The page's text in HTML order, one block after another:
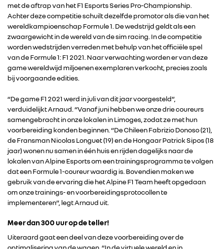
RENAULT GROUP
DACIA
met de aftrap van het F1 Esports Series Pro-Championship.
Achter deze competitie schuilt dezelfde promotor als die van het
wereldkampioenschap Formule 1. De wedstrijd geldt als een
zwaargewicht in de wereld van de sim racing. In de competitie
worden wedstrijden verreden met behulp van het officiële spel
van de Formule 1: F1 2021. Naar verwachting worden er van deze
game wereldwijd miljoenen exemplaren verkocht, precies zoals
bij voorgaande edities.
“De game F1 2021 werd in juli van dit jaar voorgesteld”,
verduidelijkt Arnaud. “Vanaf juni hebben we onze drie coureurs
samengebracht in onze lokalen in Limoges, zodat ze met hun
voorbereiding konden beginnen. “De Chileen Fabrizio Donoso (21),
de Fransman Nicolas Longuet (19) en de Hongaar Patrick Sipos (18
jaar) wonen nu samen in één huis en rijden dagelijks naar de
lokalen van Alpine Esports om een trainingsprogramma te volgen
dat een Formule 1-coureur waardig is. Bovendien maken we
gebruik van de ervaring die het Alpine F1 Team heeft opgedaan
om onze trainings- en voorbereidingsprotocollen te
implementeren”, legt Arnaud uit.
Meer dan 300 uur op de teller!
Uiteraard gaat een deel van deze voorbereiding over de
optimalisering van de wagen. “In de virtuele wereld en in